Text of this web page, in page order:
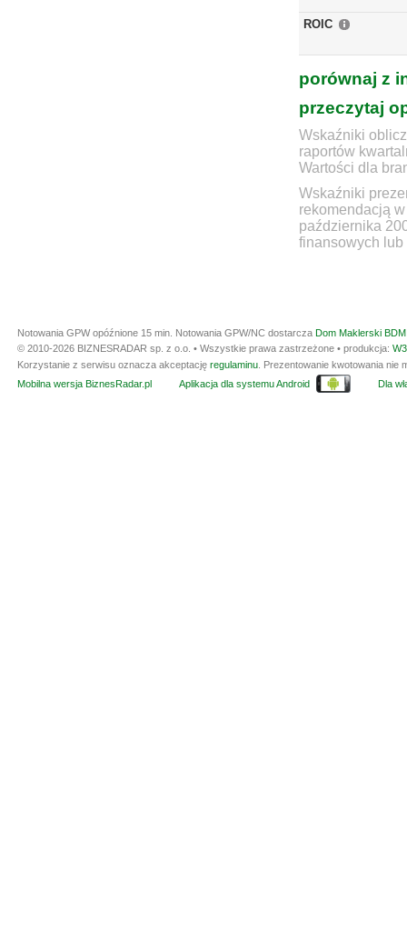
ROIC
porównaj z
przeczytaj
Wskaźniki
raportów
Wartości dla
Wskaźniki
rekomendacją
października
finansowych lub
Notowania GPW opóźnione 15 min. Notowania GPW/NC dostarcza Dom Maklerski
© 2010-2026 BIZNESRADAR sp. z o.o. • Wszystkie prawa zastrzeżone • produkcja:
Korzystanie z serwisu oznacza akceptację regulaminu . Prezentowanie kwotowania
Mobilna wersja BiznesRadar.pl
Aplikacja dla systemu Android Dla